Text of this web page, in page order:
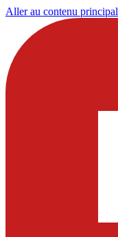
Aller au contenu principal